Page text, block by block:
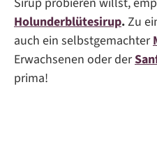
Holunderblütesirup.Zu
auch ein selbstgemachter
Erwachsenen oder der
prima!